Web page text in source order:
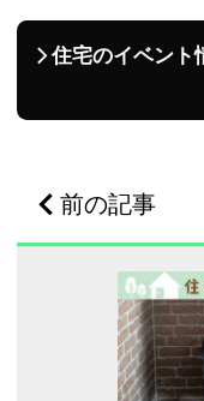
住宅のイベント
前の記事